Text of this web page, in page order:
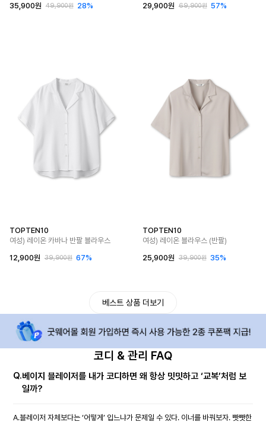
35,900원
49,900원 28%
29,900원
69,900원 57%
TOPTEN10
여성) 레이온 카바나 반팔 블라우스
12,900원
39,900원 67%
TOPTEN10
여성) 레이온 블라우스 (반팔)
25,900원
39,900원 35%
베스트 상품 더보기
코디 & 관리 FAQ
Q.베이지 블레이저를 내가 코디하면 왜 항상 밋밋하고 ‘교복’처럼 보
일까?
A.블레이저 자체보다는 ‘어떻게’ 입느냐가 문제일 수 있다. 이너를 바꿔보자. 빳빳한